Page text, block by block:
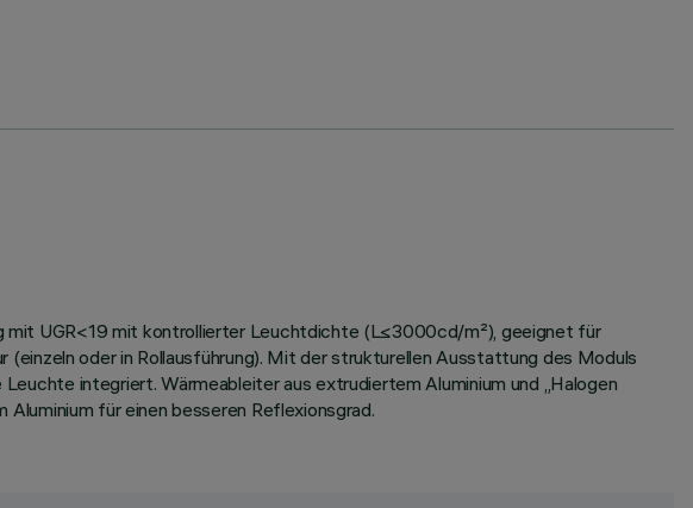
UGR<19 mit kontrollierter Leuchtdichte (L≤3000cd/m²), geeignet für
oder in Rollausführung). Mit der strukturellen Ausstattung des Moduls
integriert. Wärmeableiter aus extrudiertem Aluminium und „Halogen
für einen besseren Reflexionsgrad.